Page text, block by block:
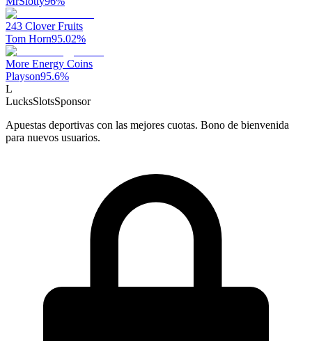
243 Clover Fruits
Tom Horn95.02%
More Energy Coins
Playson95.6%
L
LucksSlotsSponsor
Apuestas deportivas con las mejores cuotas. Bono de bienvenida
para nuevos usuarios.